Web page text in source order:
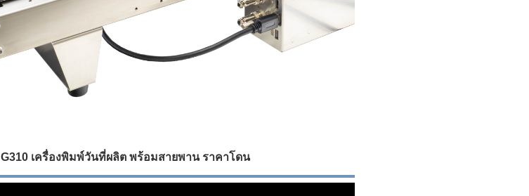
G310 เครื่องพิมพ์วันที่ผลิต พร้อมสายพาน ราคาโดน